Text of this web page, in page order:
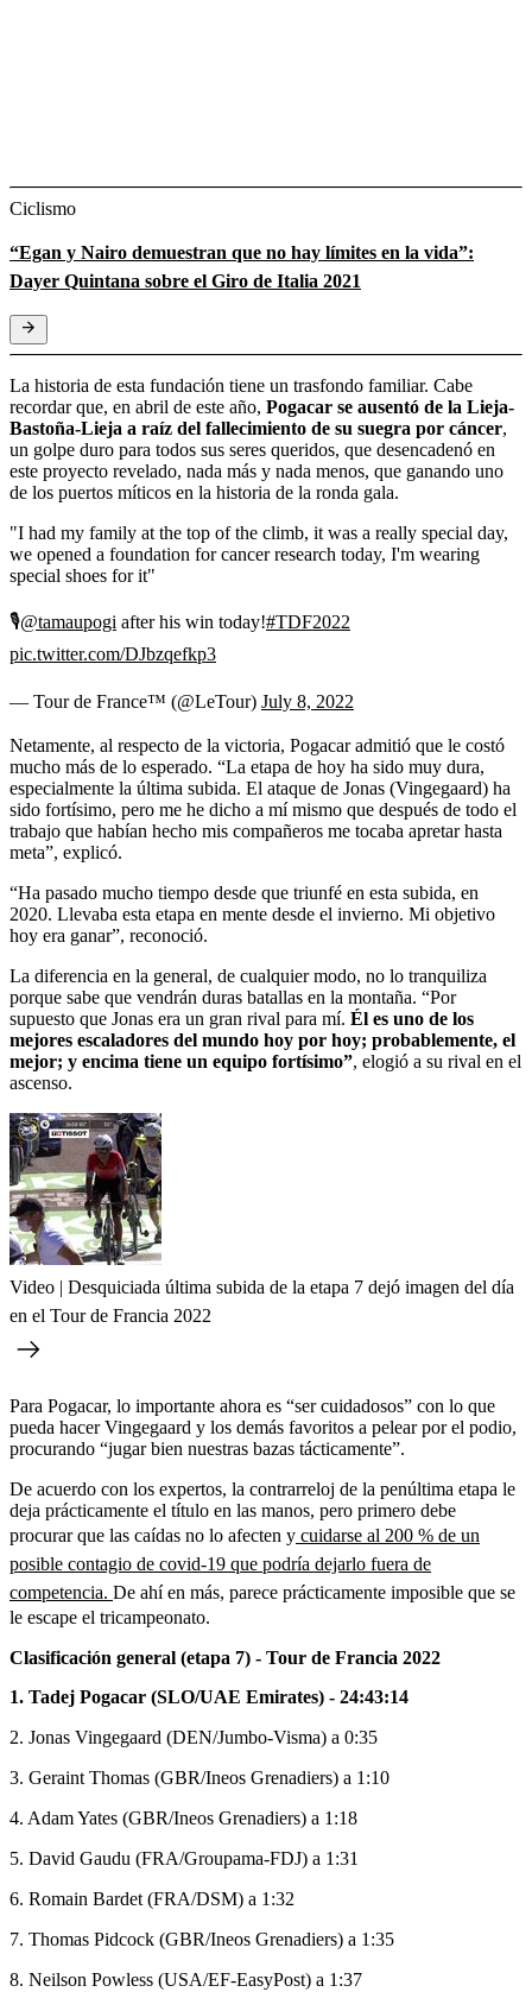
Ciclismo
“Egan y Nairo demuestran que no hay límites en la vida”:
Dayer Quintana sobre el Giro de Italia 2021
La historia de esta fundación tiene un trasfondo familiar. Cabe
recordar que, en abril de este año, Pogacar se ausentó de la Lieja-
Bastoña-Lieja a raíz del fallecimiento de su suegra por cáncer,
un golpe duro para todos sus seres queridos, que desencadenó en
este proyecto revelado, nada más y nada menos, que ganando uno
de los puertos míticos en la historia de la ronda gala.
"I had my family at the top of the climb, it was a really special day,
we opened a foundation for cancer research today, I'm wearing
special shoes for it"
🎙@tamaupogi after his win today!#TDF2022
pic.twitter.com/DJbzqefkp3
— Tour de France™ (@LeTour) July 8, 2022
Netamente, al respecto de la victoria, Pogacar admitió que le costó
mucho más de lo esperado. “La etapa de hoy ha sido muy dura,
especialmente la última subida. El ataque de Jonas (Vingegaard) ha
sido fortísimo, pero me he dicho a mí mismo que después de todo el
trabajo que habían hecho mis compañeros me tocaba apretar hasta
meta”, explicó.
“Ha pasado mucho tiempo desde que triunfé en esta subida, en
2020. Llevaba esta etapa en mente desde el invierno. Mi objetivo
hoy era ganar”, reconoció.
La diferencia en la general, de cualquier modo, no lo tranquiliza
porque sabe que vendrán duras batallas en la montaña. “Por
supuesto que Jonas era un gran rival para mí. Él es uno de los
mejores escaladores del mundo hoy por hoy; probablemente, el
mejor; y encima tiene un equipo fortísimo”, elogió a su rival en el
ascenso.
Video | Desquiciada última subida de la etapa 7 dejó imagen del día
en el Tour de Francia 2022
Para Pogacar, lo importante ahora es “ser cuidadosos” con lo que
pueda hacer Vingegaard y los demás favoritos a pelear por el podio,
procurando “jugar bien nuestras bazas tácticamente”.
De acuerdo con los expertos, la contrarreloj de la penúltima etapa le
deja prácticamente el título en las manos, pero primero debe
procurar que las caídas no lo afecten y cuidarse al 200 % de un
posible contagio de covid-19 que podría dejarlo fuera de
competencia. De ahí en más, parece prácticamente imposible que se
le escape el tricampeonato.
Clasificación general (etapa 7) - Tour de Francia 2022
1. Tadej Pogacar (SLO/UAE Emirates) - 24:43:14
2. Jonas Vingegaard (DEN/Jumbo-Visma) a 0:35
3. Geraint Thomas (GBR/Ineos Grenadiers) a 1:10
4. Adam Yates (GBR/Ineos Grenadiers) a 1:18
5. David Gaudu (FRA/Groupama-FDJ) a 1:31
6. Romain Bardet (FRA/DSM) a 1:32
7. Thomas Pidcock (GBR/Ineos Grenadiers) a 1:35
8. Neilson Powless (USA/EF-EasyPost) a 1:37